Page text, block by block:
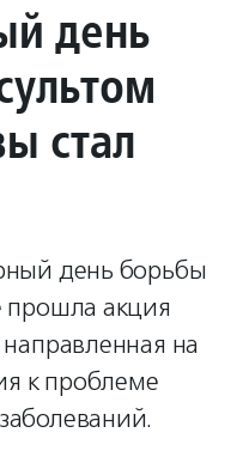
день
стал
день борьбы
прошла акция
на
к проблеме